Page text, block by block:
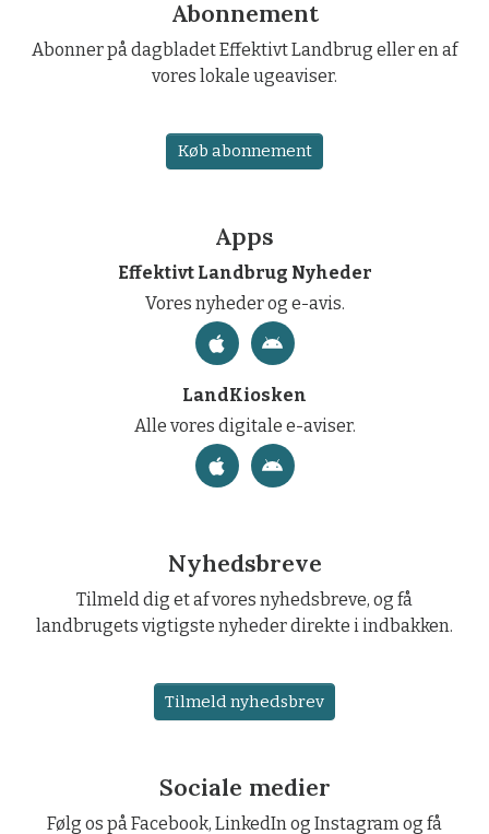
Abonnement
Abonner på dagbladet Effektivt Landbrug eller en af
vores lokale ugeaviser.
Køb abonnement
Apps
Effektivt Landbrug Nyheder
Vores nyheder og e-avis.
LandKiosken
Alle vores digitale e-aviser.
Nyhedsbreve
Tilmeld dig et af vores nyhedsbreve, og få
landbrugets vigtigste nyheder direkte i indbakken.
Tilmeld nyhedsbrev
Sociale medier
Følg os på Facebook, LinkedIn og Instagram og få